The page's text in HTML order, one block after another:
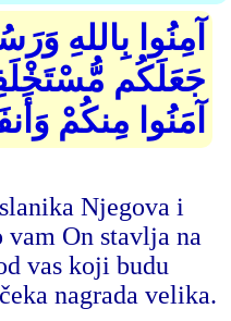
آمِنُوا بِاللهِ
جَعَلَكُم
آمَنُوا مِنكُمْ
Njegova i
On stavlja na
vas koji budu
nagrada velika.